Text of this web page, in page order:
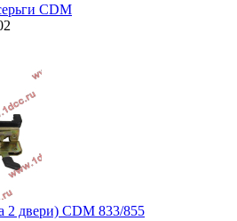
CDM
2 двери) CDM 833/855